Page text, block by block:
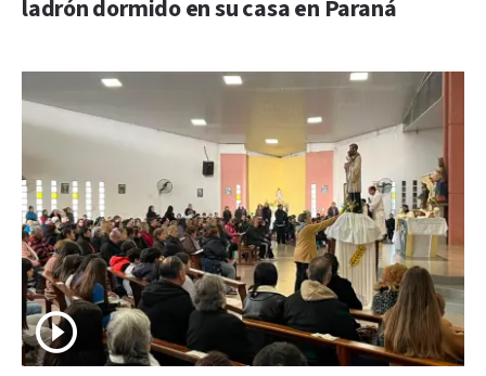
ladrón dormido en su casa en Paraná